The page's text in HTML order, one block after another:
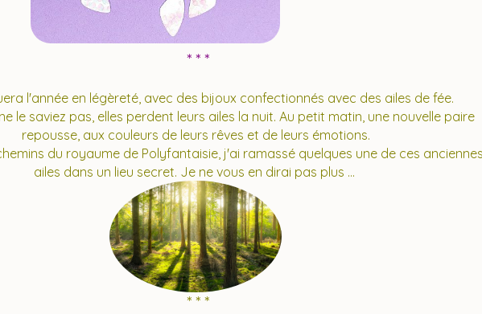
* * *
l'année en légèreté, avec des bijoux confectionnés avec des ailes de fée.
le saviez pas, elles perdent leurs ailes la nuit. Au petit matin, une nouvelle paire
repousse, aux couleurs de leurs rêves et de leurs émotions.
du royaume de Polyfantaisie, j'ai ramassé quelques une de ces anciennes
ailes dans un lieu secret. Je ne vous en dirai pas plus ...
* * *